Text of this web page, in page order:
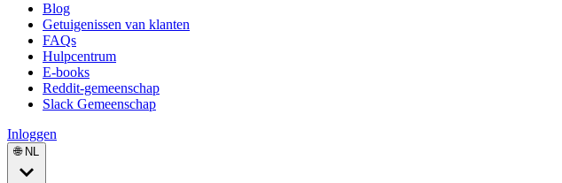
Blog
Getuigenissen van klanten
FAQs
Hulpcentrum
E-books
Reddit-gemeenschap
Slack Gemeenschap
Inloggen
🌐 NL